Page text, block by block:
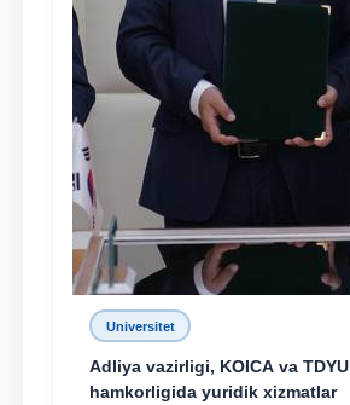
Universitet
Adliya vazirligi, KOICA va TDYU
hamkorligida yuridik xizmatlar